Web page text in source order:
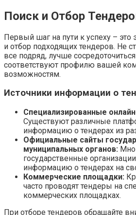
Поиск и Отбор
Первый шаг на пути к успеху –
и отбор подходящих тендеров. Не
все подряд, лучше
соответствуют профилю вашей
возможностям.
Источники информации о
Специализированные
Существуют различные
информацию о тендерах из
Официальные сайты
муниципальных органов:
государственные
информацию о тендерах на
Коммерческие площадки:
часто проводят тендеры на
коммерческих площадках.
При отборе тендеров обращайте